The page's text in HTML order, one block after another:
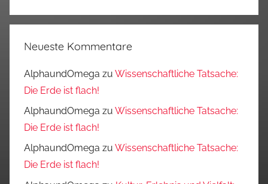
Neueste Kommentare
AlphaundOmega zu Wissenschaftliche Tatsache:
Die Erde ist flach!
AlphaundOmega zu Wissenschaftliche Tatsache:
Die Erde ist flach!
AlphaundOmega zu Wissenschaftliche Tatsache:
Die Erde ist flach!